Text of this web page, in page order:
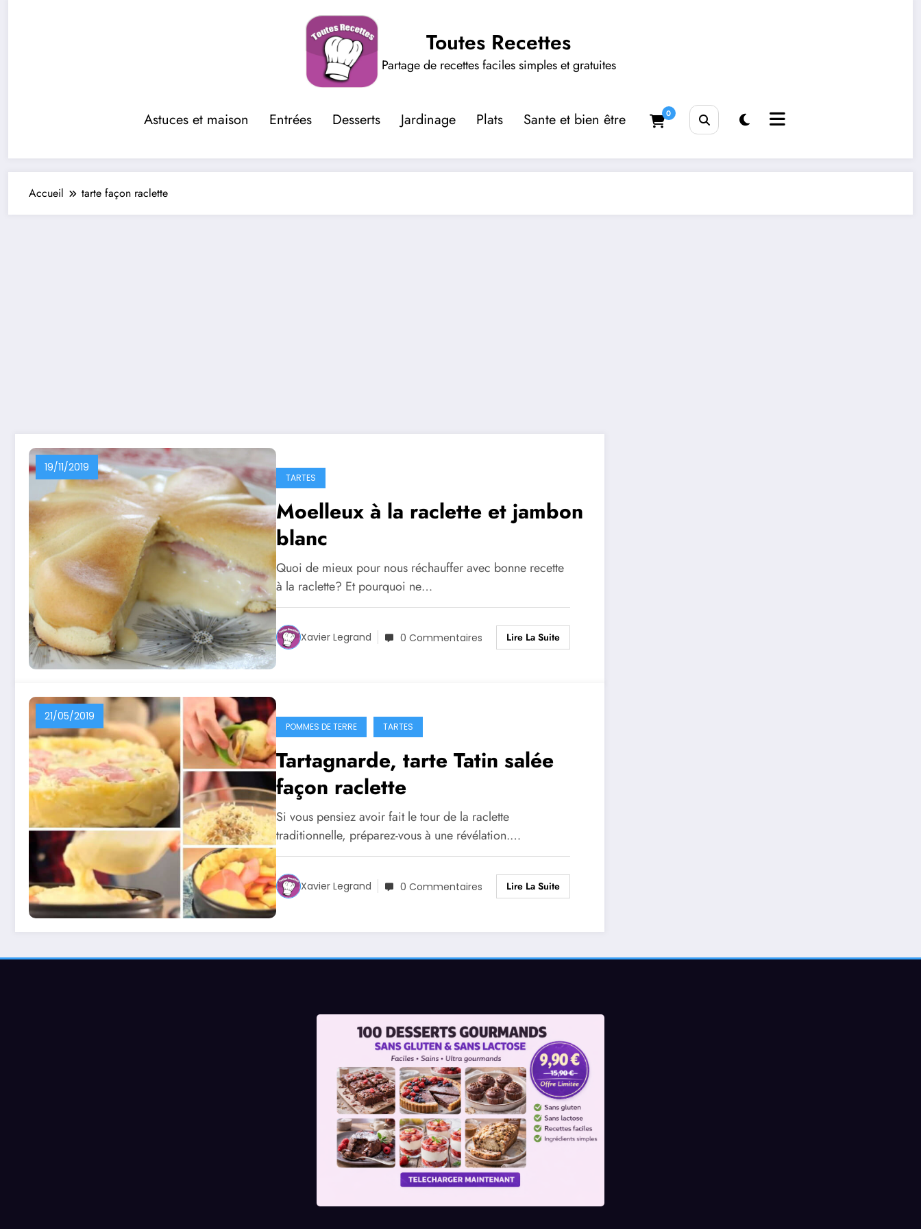
Toutes Recettes
Partage de recettes faciles simples et gratuites
Astuces et maison Entrées Desserts Jardinage Plats Sante et bien être 0
Accueil tarte façon raclette
19/11/2019
TARTES
Moelleux à la raclette et jambon
blanc
Quoi de mieux pour nous réchauffer avec bonne recette
à la raclette? Et pourquoi ne…
Xavier Legrand 0 Commentaires Lire La Suite
21/05/2019
POMMES DE TERRE TARTES
Tartagnarde, tarte Tatin salée
façon raclette
Si vous pensiez avoir fait le tour de la raclette
traditionnelle, préparez-vous à une révélation.…
Xavier Legrand 0 Commentaires Lire La Suite